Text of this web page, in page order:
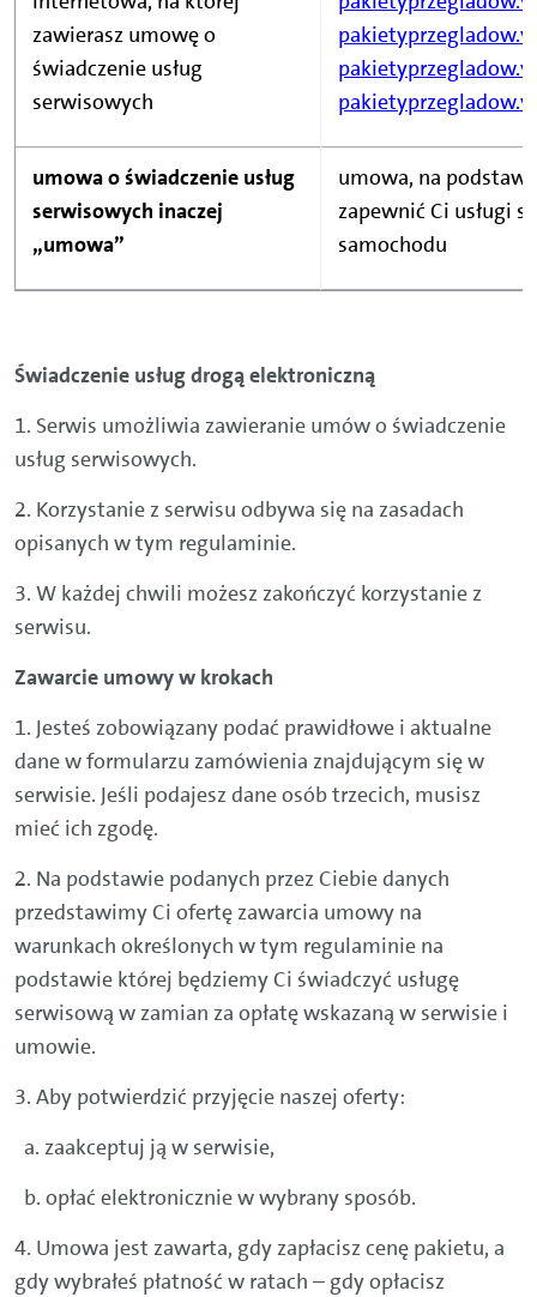
zawierasz umowę o
świadczenie usług
serwisowych
umowa o świadczenie usług
serwisowych inaczej
„umowa”
umowa, na
zapewnić Ci usługi
samochodu
Świadczenie usług drogą elektroniczną
1. Serwis umożliwia zawieranie umów o świadczenie
usług serwisowych.
2. Korzystanie z serwisu odbywa się na zasadach
opisanych w tym regulaminie.
3. W każdej chwili możesz zakończyć korzystanie z
serwisu.
Zawarcie umowy w krokach
1. Jesteś zobowiązany podać prawidłowe i aktualne
dane w formularzu zamówienia znajdującym się w
serwisie. Jeśli podajesz dane osób trzecich, musisz
mieć ich zgodę.
2. Na podstawie podanych przez Ciebie danych
przedstawimy Ci ofertę zawarcia umowy na
warunkach określonych w tym regulaminie na
podstawie której będziemy Ci świadczyć usługę
serwisową w zamian za opłatę wskazaną w serwisie i
umowie.
3. Aby potwierdzić przyjęcie naszej oferty:
a. zaakceptuj ją w serwisie,
b. opłać elektronicznie w wybrany sposób.
4. Umowa jest zawarta, gdy zapłacisz cenę pakietu, a
gdy wybrałeś płatność w ratach – gdy opłacisz